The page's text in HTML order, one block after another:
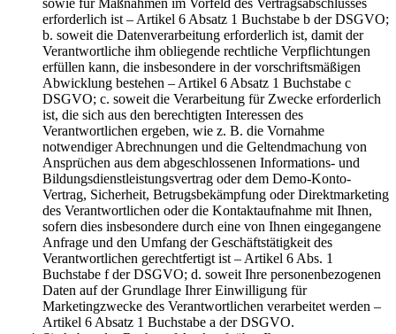
sowie für Maßnahmen im Vorfeld des Vertragsabschlusses
erforderlich ist – Artikel 6 Absatz 1 Buchstabe b der DSGVO;
b. soweit die Datenverarbeitung erforderlich ist, damit der
Verantwortliche ihm obliegende rechtliche Verpflichtungen
erfüllen kann, die insbesondere in der vorschriftsmäßigen
Abwicklung bestehen – Artikel 6 Absatz 1 Buchstabe c
DSGVO; c. soweit die Verarbeitung für Zwecke erforderlich
ist, die sich aus den berechtigten Interessen des
Verantwortlichen ergeben, wie z. B. die Vornahme
notwendiger Abrechnungen und die Geltendmachung von
Ansprüchen aus dem abgeschlossenen Informations- und
Bildungsdienstleistungsvertrag oder dem Demo-Konto-
Vertrag, Sicherheit, Betrugsbekämpfung oder Direktmarketing
des Verantwortlichen oder die Kontaktaufnahme mit Ihnen,
sofern dies insbesondere durch eine von Ihnen eingegangene
Anfrage und den Umfang der Geschäftstätigkeit des
Verantwortlichen gerechtfertigt ist – Artikel 6 Abs. 1
Buchstabe f der DSGVO; d. soweit Ihre personenbezogenen
Daten auf der Grundlage Ihrer Einwilligung für
Marketingzwecke des Verantwortlichen verarbeitet werden –
Artikel 6 Absatz 1 Buchstabe a der DSGVO.